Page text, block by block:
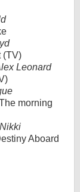
(TV)
Leonard
morning
Nikki
Aboard